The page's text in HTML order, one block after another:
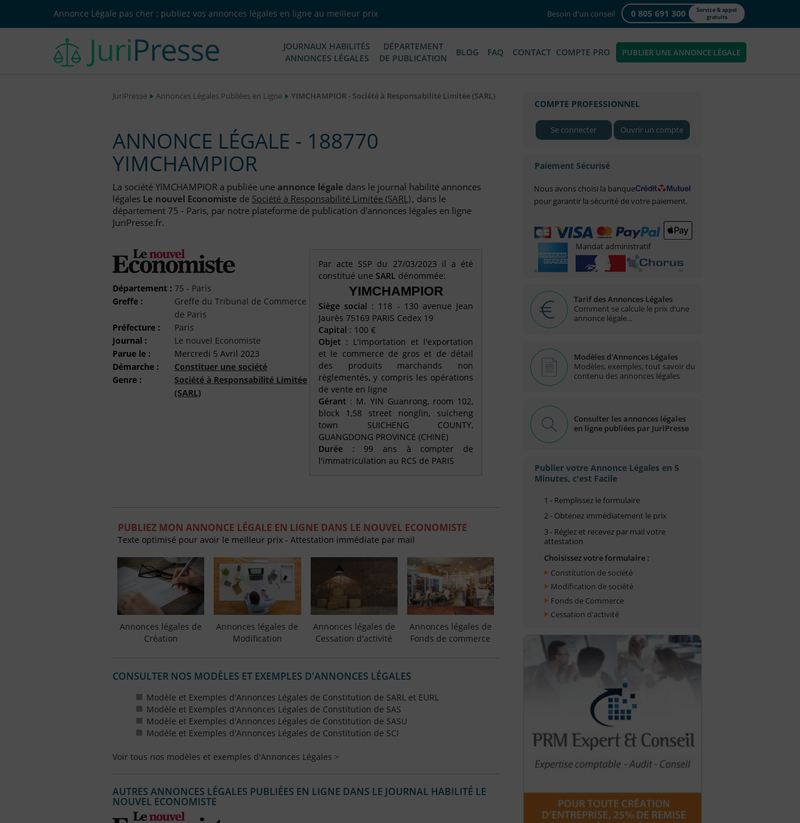
Annonce Légale pas cher : publiez vos annonces légales en ligne au meilleur prix Besoin d'un conseil 0 805 691 300
Service & appel
gratuits
JOURNAUX HABILITÉS
ANNONCES LÉGALES
DÉPARTEMENT
DE PUBLICATION
BLOG FAQ CONTACT COMPTE PRO PUBLIER UNE ANNONCE LÉGALE
JuriPresse Annonces Légales Publiées en Ligne YIMCHAMPIOR - Société à Responsabilité Limitée (SARL)
ANNONCE LÉGALE - 188770
YIMCHAMPIOR
La société YIMCHAMPIOR a publiée une annonce légale dans le journal habilité annonces
légales Le nouvel Economiste de Société à Responsabilité Limitée (SARL), dans le
département 75 - Paris, par notre plateforme de publication d'annonces légales en ligne
JuriPresse.fr.
Département : 75 - Paris
Greffe :
Greffe du Tribunal de Commerce
de Paris
Préfecture :
Paris
Journal :
Le nouvel Economiste
Parue le :
Mercredi 5 Avril 2023
Démarche :
Constituer une société
Genre :
Société à Responsabilité Limitée
(SARL)
Par acte SSP du 27/03/2023 il a été
constitué une SARL dénommée:
YIMCHAMPIOR
Siège social : 118 - 130 avenue Jean
Jaurès 75169 PARIS Cedex 19
Capital : 100 €
Objet : L'importation et l'exportation
et le commerce de gros et de détail
des produits marchands non
règlementés, y compris les opérations
de vente en ligne
Gérant : M. YIN Guanrong, room 102,
block 1,58 street nonglin, suicheng
town SUICHENG COUNTY,
GUANGDONG PROVINCE (CHINE)
Durée : 99 ans à compter de
l'immatriculation au RCS de PARIS
PUBLIEZ MON ANNONCE LÉGALE EN LIGNE DANS LE NOUVEL ECONOMISTE
Texte optimisé pour avoir le meilleur prix - Attestation immédiate par mail
Annonces légales de
Création
Annonces légales de
Modification
Annonces légales de
Cessation d'activité
Annonces légales de
Fonds de commerce
CONSULTER NOS MODÈLES ET EXEMPLES D'ANNONCES LÉGALES
Modèle et Exemples d'Annonces Légales de Constitution de SARL et EURL
Modèle et Exemples d'Annonces Légales de Constitution de SAS
Modèle et Exemples d'Annonces Légales de Constitution de SASU
Modèle et Exemples d'Annonces Légales de Constitution de SCI
Voir tous nos modèles et exemples d'Annonces Légales >
AUTRES ANNONCES LÉGALES PUBLIÉES EN LIGNE DANS LE JOURNAL HABILITÉ LE
NOUVEL ECONOMISTE
COMPTE PROFESSIONNEL
Se connecter Ouvrir un compte
Paiement Sécurisé
Nous avons choisi la banque
pour garantir la sécurité de votre paiement.
Mandat administratif
Tarif des Annonces Légales
Comment se calcule le prix d’une
annonce légale...
Modèles d'Annonces Légales
Modèles, exemples, tout savoir du
contenu des annonces légales
Consulter les annonces légales
en ligne publiées par JuriPresse
Publier votre Annonce Légales en 5
Minutes, c'est Facile
1 - Remplissez le formulaire
2 - Obtenez immédiatement le prix
3 - Réglez et recevez par mail votre
attestation
Choisissez votre formulaire :
Constitution de société
Modification de société
Fonds de Commerce
Cessation d'activité